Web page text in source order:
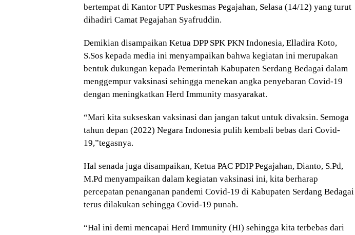
bertempat di Kantor UPT Puskesmas Pegajahan, Selasa (14/12) yang turut
dihadiri Camat Pegajahan Syafruddin.
Demikian disampaikan Ketua DPP SPK PKN Indonesia, Elladira Koto,
S.Sos kepada media ini menyampaikan bahwa kegiatan ini merupakan
bentuk dukungan kepada Pemerintah Kabupaten Serdang Bedagai dalam
menggempur vaksinasi sehingga menekan angka penyebaran Covid-19
dengan meningkatkan Herd Immunity masyarakat.
“Mari kita sukseskan vaksinasi dan jangan takut untuk divaksin. Semoga
tahun depan (2022) Negara Indonesia pulih kembali bebas dari Covid-
19,”tegasnya.
Hal senada juga disampaikan, Ketua PAC PDIP Pegajahan, Dianto, S.Pd,
M.Pd menyampaikan dalam kegiatan vaksinasi ini, kita berharap
percepatan penanganan pandemi Covid-19 di Kabupaten Serdang Bedagai
terus dilakukan sehingga Covid-19 punah.
“Hal ini demi mencapai Herd Immunity (HI) sehingga kita terbebas dari